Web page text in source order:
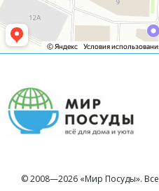
© 2008—2026 «Мир Посуды».